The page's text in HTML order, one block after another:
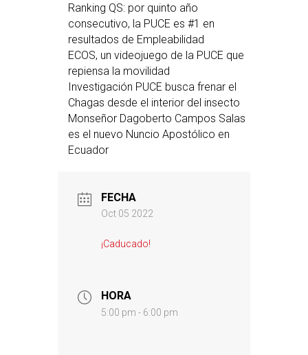
Ranking QS: por quinto año
consecutivo, la PUCE es #1 en
resultados de Empleabilidad
ECOS, un videojuego de la PUCE que
repiensa la movilidad
Investigación PUCE busca frenar el
Chagas desde el interior del insecto
Monseñor Dagoberto Campos Salas
es el nuevo Nuncio Apostólico en
Ecuador
FECHA
Oct 05 2022
¡Caducado!
HORA
5:00 pm - 6:00 pm